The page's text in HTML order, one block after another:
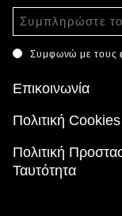
Συμφωνώ με τους
Επικοινωνία
Πολιτική Cookies
Πολιτική
Ταυτότητα